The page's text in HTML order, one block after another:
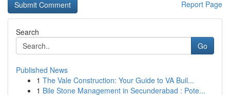
Report Page
Search
Go
Published News
1 The Vale Construction: Your Guide to VA Buil...
1 Bile Stone Management in Secunderabad : Pote...